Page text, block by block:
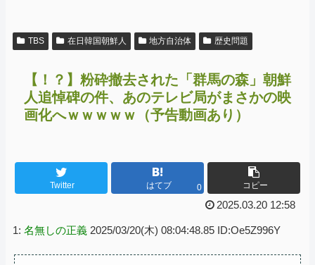
TBS 在日韓国朝鮮人 地方自治体 歴史問題
【！？】粉砕撤去された「群馬の森」朝鮮
人追悼碑の件、あのテレビ局がまさかの映
画化へｗｗｗｗｗ（予告動画あり）
Twitter はてブ 0 コピー
2025.03.20 12:58
1: 名無しの正義 2025/03/20(木) 08:04:48.85 ID:Oe5Z996Y